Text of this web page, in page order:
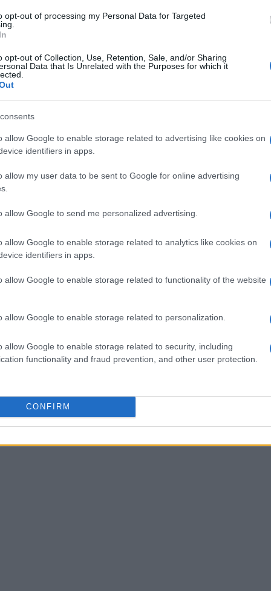
opt-out of processing my Personal Data for Targeted
opt-out of Collection, Use, Retention, Sale, and/or Sharing
Data that Is Unrelated with the Purposes for which it
allow Google to enable storage related to advertising like cookies on
identifiers in apps.
allow my user data to be sent to Google for online advertising
allow Google to send me personalized advertising.
allow Google to enable storage related to analytics like cookies on
identifiers in apps.
allow Google to enable storage related to functionality of the website
allow Google to enable storage related to personalization.
allow Google to enable storage related to security, including
functionality and fraud prevention, and other user protection.
CONFIRM
ha visto un uomo ferito, per fortuna in
dalla polizia. Le testimonianze di passanti,
ripetersi con preoccupante
trasformandosi in uno “sfogatoio” per
a una scena simile si chiederà:
violenza?
rapidamente sui social media, non fanno che
a Merano. I proprietari dei locali nella
turismo.Il mattone resta sempre un
ha denunciato l’accaduto e ha chiesto
L’assessora alla Sicurezza, Ulli Mayr, è
per i cittadini. Masaranno le istituzioni in